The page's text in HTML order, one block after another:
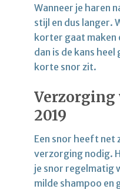
Wanneer je haren
stijl en dus langer.
korter gaat maken
dan is de kans
korte snor zit.
Verzorging
2019
Een snor heeft net
verzorging nodig.
je snor regelmatig
milde shampoo en